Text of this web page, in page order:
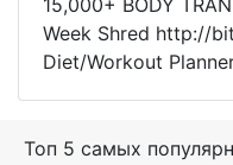
15,000+ BODY
Week Shred http://
Diet/Workout
Топ 5 самых